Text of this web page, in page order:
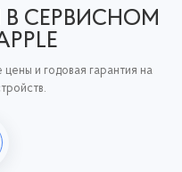
В СЕРВИСНОМ
и годовая гарантия на